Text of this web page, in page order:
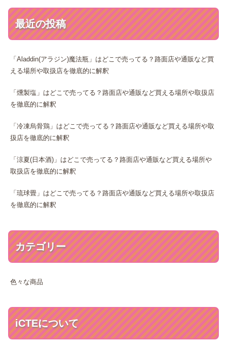
最近の投稿
「Aladdin(アラジン)魔法瓶」はどこで売ってる？路面店や通販など買
える場所や取扱店を徹底的に解釈
「燻製塩」はどこで売ってる？路面店や通販など買える場所や取扱店
を徹底的に解釈
「冷凍烏骨鶏」はどこで売ってる？路面店や通販など買える場所や取
扱店を徹底的に解釈
「涼夏(日本酒)」はどこで売ってる？路面店や通販など買える場所や
取扱店を徹底的に解釈
「琉球畳」はどこで売ってる？路面店や通販など買える場所や取扱店
を徹底的に解釈
カテゴリー
色々な商品
iCTEについて